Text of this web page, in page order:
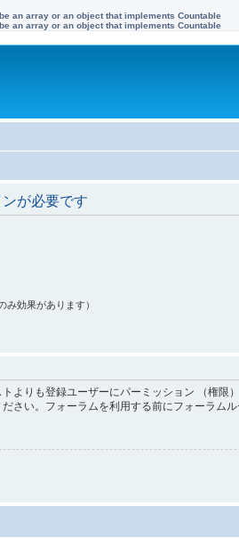
an array or an object that implements Countable
an array or an object that implements Countable
が必要です
み効果があります）
よりも登録ユーザーにパーミッション （権
さい。フォーラムを利用する前にフォーラムル